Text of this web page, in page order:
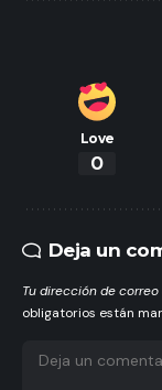
Love
0
Deja un
Tu dirección de
obligatorios están